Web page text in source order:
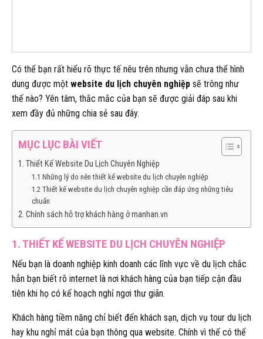
Có thể bạn rất hiểu rõ thực tế nêu trên nhưng vẫn chưa thể hình
dung được một website du lịch chuyên nghiệp sẽ trông như
thế nào? Yên tâm, thắc mắc của bạn sẽ được giải đáp sau khi
xem đầy đủ những chia sẻ sau đây.
MỤC LỤC BÀI VIẾT
1. Thiết Kế Website Du Lịch Chuyên Nghiệp
1.1 Những lý do nên thiết kế website du lịch chuyên nghiệp
1.2 Thiết kế website du lịch chuyên nghiệp cần đáp ứng những tiêu
chuẩn
2. Chính sách hỗ trợ khách hàng ở manhan.vn
1. THIẾT KẾ WEBSITE DU LỊCH CHUYÊN NGHIỆP
Nếu bạn là doanh nghiệp kinh doanh các lĩnh vực về du lịch chắc
hẳn bạn biết rõ internet là nơi khách hàng của bạn tiếp cận đầu
tiên khi họ có kế hoạch nghỉ ngơi thư giãn.
Khách hàng tiềm năng chỉ biết đến khách sạn, dịch vụ tour du lịch
hay khu nghỉ mát của bạn thông qua website. Chính vì thế có thể